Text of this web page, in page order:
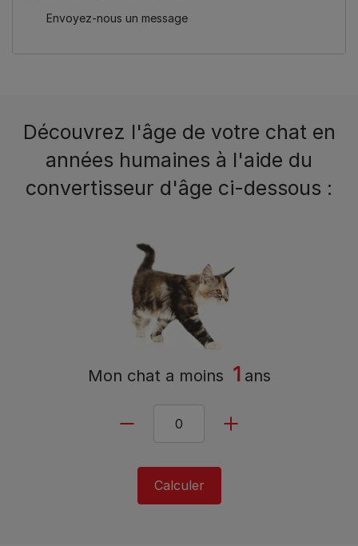
Envoyez-nous un message
Découvrez l'âge de votre chat en
années humaines à l'aide du
convertisseur d'âge ci-dessous :
Mon chat a moins 1 ans
Calculer